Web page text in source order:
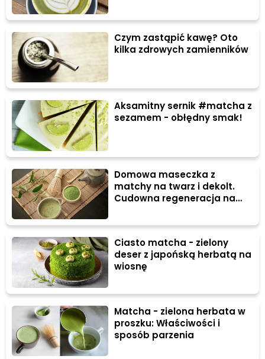
Czym zastąpić kawę? Oto
kilka zdrowych zamienników
Aksamitny sernik #matcha z
sezamem - obłędny smak!
Domowa maseczka z
matchy na twarz i dekolt.
Cudowna regeneracja na
Ciasto matcha - zielony
deser z japońską herbatą na
wiosnę
Matcha - zielona herbata w
proszku: Właściwości i
sposób parzenia